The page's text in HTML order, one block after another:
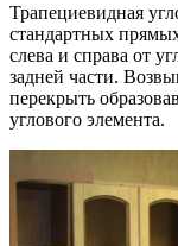
Трапециевидная
стандартных
слева и справа от
задней части.
перекрыть
углового элемента.